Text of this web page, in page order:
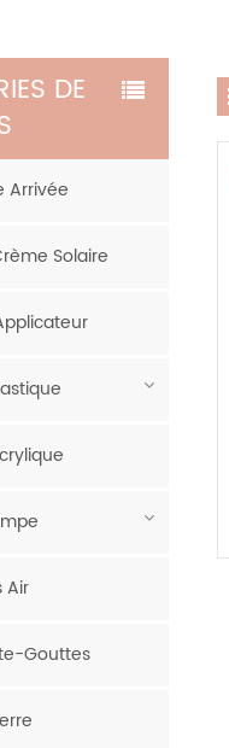
DE
Arrivée
Solaire
Air
Gouttes